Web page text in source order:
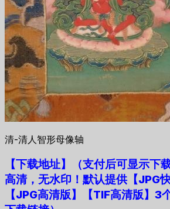
清-清人智形母像轴
【下载地址】
（支付后可显示下
高清，无水印！默认提供【JPG快
【JPG高清版】【TIF高清版】3